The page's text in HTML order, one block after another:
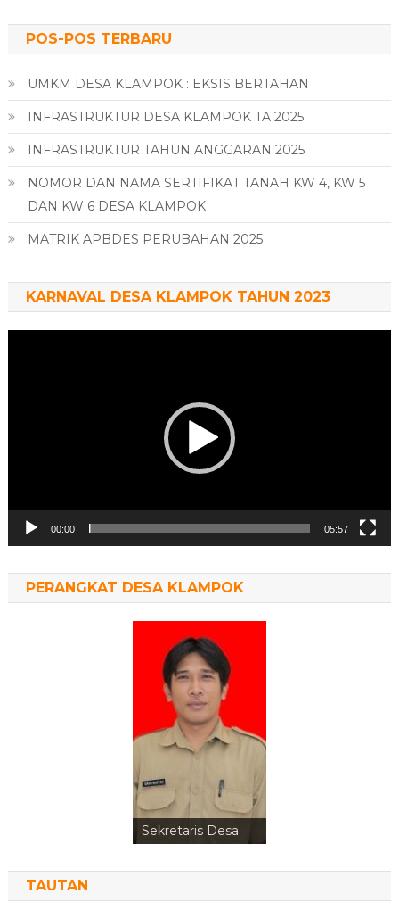
POS-POS TERBARU
UMKM DESA KLAMPOK : EKSIS BERTAHAN
INFRASTRUKTUR DESA KLAMPOK TA 2025
INFRASTRUKTUR TAHUN ANGGARAN 2025
NOMOR DAN NAMA SERTIFIKAT TANAH KW 4, KW 5
DAN KW 6 DESA KLAMPOK
MATRIK APBDES PERUBAHAN 2025
KARNAVAL DESA KLAMPOK TAHUN 2023
00:00 05:57
PERANGKAT DESA KLAMPOK
Kepala Urusan
Perencanaan
TAUTAN